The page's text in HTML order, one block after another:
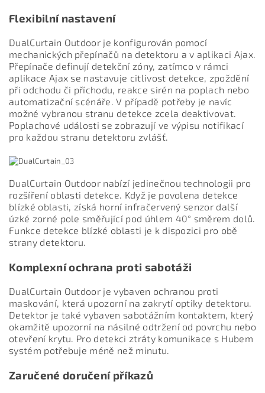
Flexibilní nastavení
DualCurtain Outdoor je konfigurován pomocí
mechanických přepínačů na detektoru a v aplikaci Ajax.
Přepínače definují detekční zóny, zatímco v rámci
aplikace Ajax se nastavuje citlivost detekce, zpoždění
při odchodu či příchodu, reakce sirén na poplach nebo
automatizační scénáře. V případě potřeby je navíc
možné vybranou stranu detekce zcela deaktivovat.
Poplachové události se zobrazují ve výpisu notifikací
pro každou stranu detektoru zvlášť.
DualCurtain Outdoor nabízí jedinečnou technologii pro
rozšíření oblasti detekce. Když je povolena detekce
blízké oblasti, získá horní infračervený senzor další
úzké zorné pole směřující pod úhlem 40° směrem dolů.
Funkce detekce blízké oblasti je k dispozici pro obě
strany detektoru.
Komplexní ochrana proti sabotáži
DualCurtain Outdoor je vybaven ochranou proti
maskování, která upozorní na zakrytí optiky detektoru.
Detektor je také vybaven sabotážním kontaktem, který
okamžitě upozorní na násilné odtržení od povrchu nebo
otevření krytu. Pro detekci ztráty komunikace s Hubem
systém potřebuje méně než minutu.
Zaručené doručení příkazů